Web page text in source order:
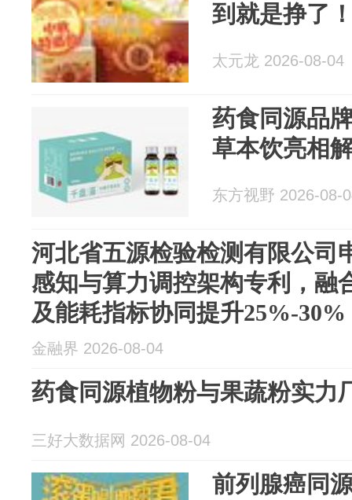
到就是挣了
太元龙 2026-08-04
药食同源品
草本饮亮相
东方视野 2026-08-
河北省五源检验检测有限公司
感知与算力调控架构专利，融
及能耗指标协同提升25%‑30%
金融界 2026-08-04
药食同源植物粉与果蔬粉实力
三好大数据网 2026-08-04
前列腺癌同